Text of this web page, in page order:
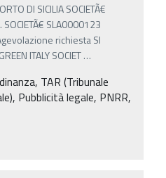
DI SICILIA SOCIETÃ€
SOCIETÃ€ SLA0000123
richiesta SI
ITALY SOCIET…
TAR (Tribunale
Pubblicità legale, PNRR,